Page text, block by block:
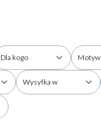
Dla kogo Motyw
Wysyłka w